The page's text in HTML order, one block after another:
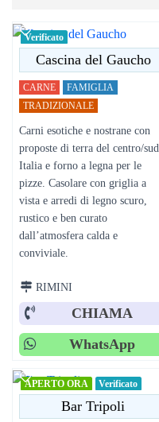
Verificato
Cascina del Gaucho
CARNE
FAMIGLIA
TRADIZIONALE
Carni esotiche e nostrane con
proposte di terra del centro/sud
Italia e forno a legna per le
pizze. Casolare con griglia a
vista e arredi di legno scuro,
rustico e ben curato
dall’atmosfera calda e
conviviale.
RIMINI
CHIAMA
WhatsApp
APERTO ORA Verificato
Bar Tripoli